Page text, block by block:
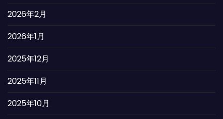
2026年2月
2026年1月
2025年12月
2025年11月
2025年10月